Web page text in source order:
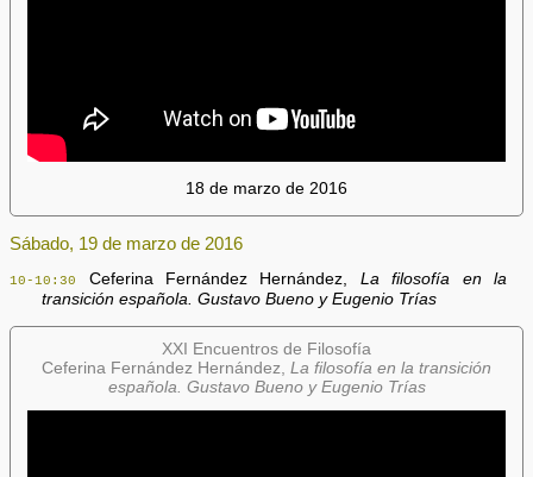
18 de marzo de 2016
Sábado, 19 de marzo de 2016
10-10:30 Ceferina Fernández Hernández, La filosofía en la
transición española. Gustavo Bueno y Eugenio Trías
XXI Encuentros de Filosofía
Ceferina Fernández Hernández, La filosofía en la transición
española. Gustavo Bueno y Eugenio Trías